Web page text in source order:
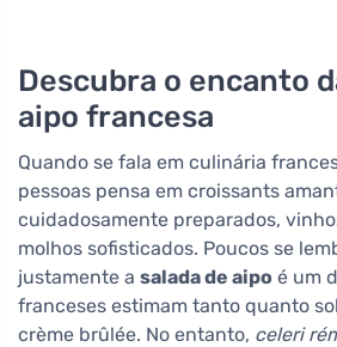
Descubra o encanto
aipo francesa
Quando se fala em culinária
pessoas pensa em croissants
cuidadosamente preparados,
molhos sofisticados. Poucos se
justamente a salada de aipo é um
franceses estimam tanto quanto
crème brûlée. No entanto, celeri